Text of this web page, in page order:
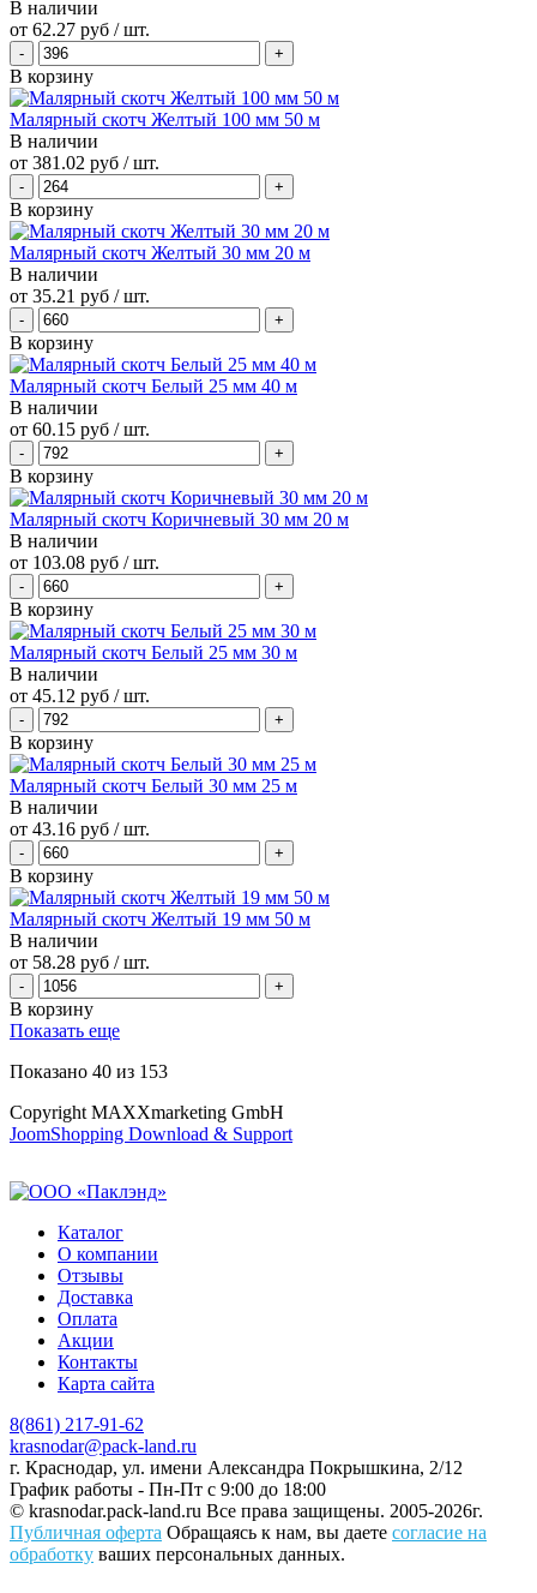
В наличии
от 62.27 руб / шт.
В корзину
Малярный скотч Желтый 100 мм 50 м
В наличии
от 381.02 руб / шт.
В корзину
Малярный скотч Желтый 30 мм 20 м
В наличии
от 35.21 руб / шт.
В корзину
Малярный скотч Белый 25 мм 40 м
В наличии
от 60.15 руб / шт.
В корзину
Малярный скотч Коричневый 30 мм 20 м
В наличии
от 103.08 руб / шт.
В корзину
Малярный скотч Белый 25 мм 30 м
В наличии
от 45.12 руб / шт.
В корзину
Малярный скотч Белый 30 мм 25 м
В наличии
от 43.16 руб / шт.
В корзину
Малярный скотч Желтый 19 мм 50 м
В наличии
от 58.28 руб / шт.
В корзину
Показать еще
Показано 40 из 153
Copyright MAXXmarketing GmbH
JoomShopping Download & Support
Каталог
О компании
Отзывы
Доставка
Оплата
Акции
Контакты
Карта сайта
8(861) 217-91-62
krasnodar@pack-land.ru
г. Краснодар, ул. имени Александра Покрышкина, 2/12
График работы - Пн-Пт с 9:00 до 18:00
© krasnodar.pack-land.ru Все права защищены. 2005-2026г.
Публичная оферта Обращаясь к нам, вы даете согласие на
обработку ваших персональных данных.